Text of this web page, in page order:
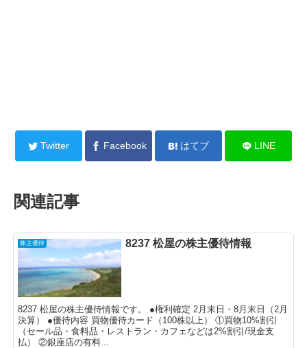
Twitter Facebook はてブ LINE
関連記事
株主優待 8237 松屋の株主優待情報
8237 松屋の株主優待情報です。 ●権利確定 2月末日・8月末日（2月
決算） ●優待内容 買物優待カード（100株以上） ①買物10%割引
（セール品・食料品・レストラン・カフェなどは2%割引/現金支
払） ②銀座店の有料...